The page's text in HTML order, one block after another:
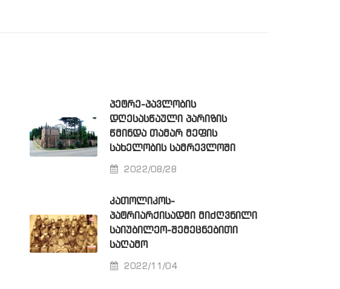
ᲞᲔᲢᲠᲔ-ᲞᲐᲕᲚᲝᲑᲘᲡ
ᲓᲦᲔᲡᲐᲡᲬᲐᲣᲚᲘ ᲞᲐᲠᲘᲖᲘᲡ
ᲬᲛᲘᲜᲓᲐ ᲗᲐᲛᲐᲠ ᲛᲔᲤᲘᲡ
ᲡᲐᲮᲔᲚᲝᲑᲘᲡ ᲡᲐᲛᲠᲔᲕᲚᲝᲨᲘ
2022/08/28
ᲙᲐᲗᲝᲚᲘᲙᲝᲡ-
ᲞᲐᲢᲠᲘᲐᲠᲥᲘᲡᲐᲓᲛᲘ ᲛᲘᲫᲦᲕᲜᲘᲚᲘ
ᲡᲐᲘᲣᲑᲘᲚᲔᲝ-ᲨᲔᲛᲔᲪᲜᲔᲑᲘᲗᲘ
ᲡᲐᲦᲐᲛᲝ
2022/11/04